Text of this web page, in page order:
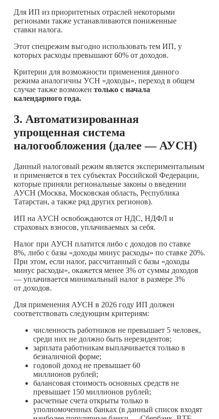
Для ИП из приоритетных отраслей некоторыми
регионами также устанавливаются пониженные
ставки налога.
Этот спецрежим выгодно использовать тем ИП, у
которых расходы превышают 60% от доходов.
Критерии для возможности применения данного
режима аналогичны УСН «доходы», переход в общем
случае также возможен только с начала
календарного года.
3. Автоматизированная
упрощенная система
налогообложения (далее — АУСН)
Данный налоговый режим является экспериментальным
и применяется в тех субъектах Российской Федерации,
которые приняли региональные законы о введении
АУСН (Москва, Московская область, Республика
Татарстан, а также ряд других регионов).
ИП на АУСН освобождаются от НДС, НДФЛ и
страховых взносов, уплачиваемых за себя.
Налог при АУСН платится либо с доходов по ставке
8%, либо с базы «доходы минус расходы» по ставке 20%.
При этом, если налог, рассчитанный с базы «доходы
минус расходы», окажется менее 3% от суммы доходов
— уплачивается минимальный налог в размере 3%
от доходов.
Для применения АУСН в 2026 году ИП должен
соответствовать следующим критериям:
численность работников не превышает 5 человек,
среди них не должно быть нерезидентов;
зарплата работникам выплачивается только в
безналичной форме;
годовой доход не превышает 60
миллионов рублей;
балансовая стоимость основных средств не
превышает 150 миллионов рублей;
расчетные счета открыты только в
уполномоченных банках (в данный список входят